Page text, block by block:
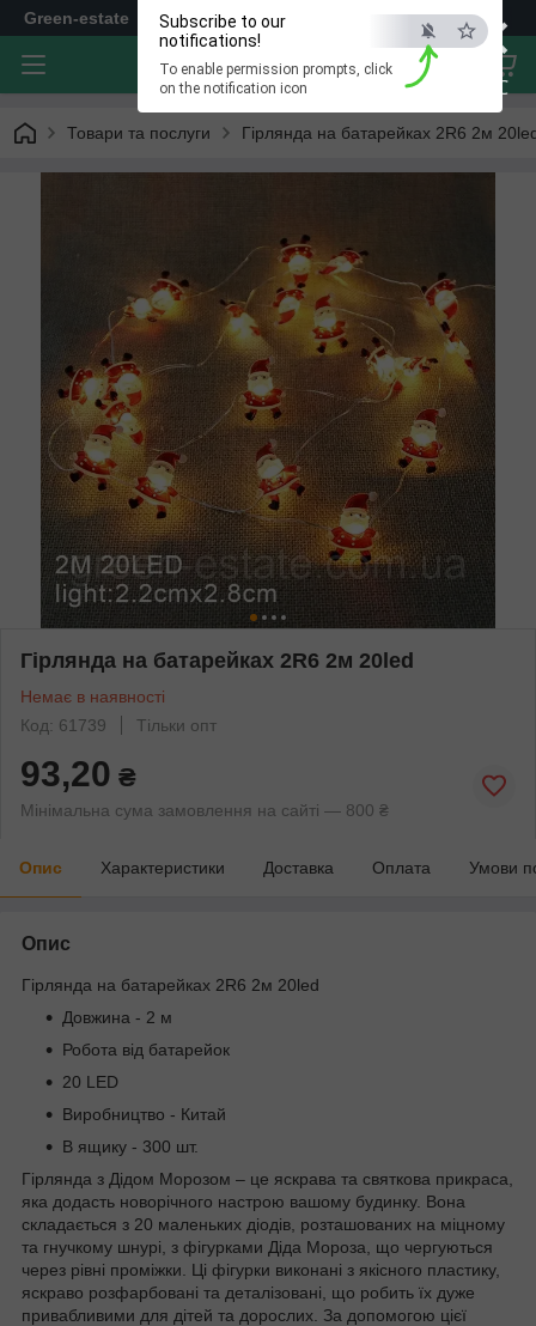
×
ESC
Subscribe to our
notifications!
To enable permission prompts, click
on the notification icon
Green-estate
Товари та послуги Гірлянда на батарейках 2R6 2м
Гірлянда на батарейках 2R6 2м 20led
Немає в наявності
Код: 61739
Тільки опт
93,20 ₴
Мінімальна сума замовлення на сайті — 800 ₴
Опис Характеристики Доставка Оплата Умови
Опис
Гірлянда на батарейках 2R6 2м 20led
Довжина - 2 м
Робота від батарейок
20 LED
Виробництво - Китай
В ящику - 300 шт.
Гірлянда з Дідом Морозом – це яскрава та святкова прикраса,
яка додасть новорічного настрою вашому будинку. Вона
складається з 20 маленьких діодів, розташованих на міцному
та гнучкому шнурі, з фігурками Діда Мороза, що чергуються
через рівні проміжки. Ці фігурки виконані з якісного пластику,
яскраво розфарбовані та деталізовані, що робить їх дуже
привабливими для дітей та дорослих. За допомогою цієї